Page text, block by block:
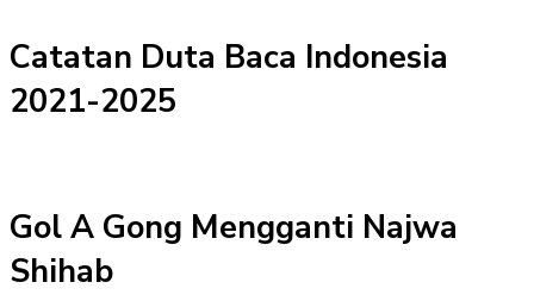
Catatan Duta Baca Indonesia
2021-2025
Gol A Gong Mengganti Najwa
Shihab